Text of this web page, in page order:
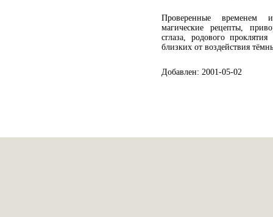
Проверенные временем
магические рецепты,
сглаза, родового
близких от воздействия
Добавлен: 2001-05-02